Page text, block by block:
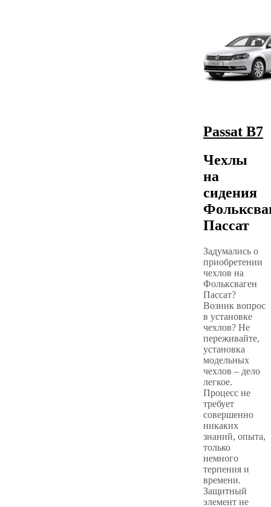
Passat B7
Чехлы
на
сидения
Пассат
Задумались о
приобретении
чехлов на
Фольксваген
Пассат?
Возник вопрос
в установке
чехлов? Не
переживайте,
установка
модельных
чехлов – дело
легкое.
Процесс не
требует
совершенно
никаких
знаний, опыта,
только
немного
терпения и
времени.
Защитный
элемент не